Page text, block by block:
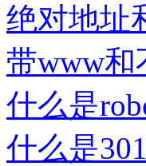
绝对地址
带www和
什么是
什么是